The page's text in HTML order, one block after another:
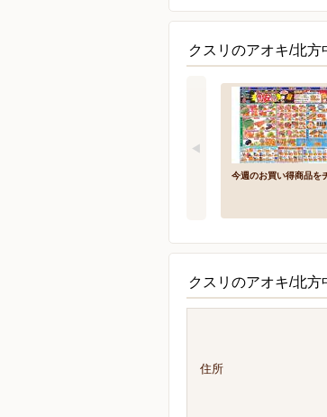
クスリのアオキ/北
今週のお買い得商品を
クスリのアオキ/北
住所